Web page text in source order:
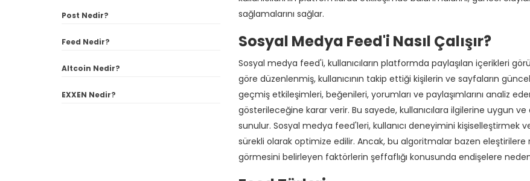
XML) Nedir?
Post Nedir?
Feed Nedir?
Altcoin Nedir?
EXXEN Nedir?
sağlamalarını sağlar.
Sosyal Medya Feed'i Nasıl Çalışır?
Sosyal medya feed'i, kullanıcıların platformda paylaşılan içerikleri
göre düzenlenmiş, kullanıcının takip ettiği kişilerin ve sayfaların güncel
geçmiş etkileşimleri, beğenileri, yorumları ve paylaşımlarını analiz
gösterileceğine karar verir. Bu sayede, kullanıcılara ilgilerine uygun
sunulur. Sosyal medya feed'leri, kullanıcı deneyimini kişiselleştirmek
sürekli olarak optimize edilir. Ancak, bu algoritmalar bazen eleştirilere
görmesini belirleyen faktörlerin şeffaflığı konusunda endişelere